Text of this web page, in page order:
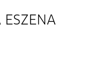
ESZENA